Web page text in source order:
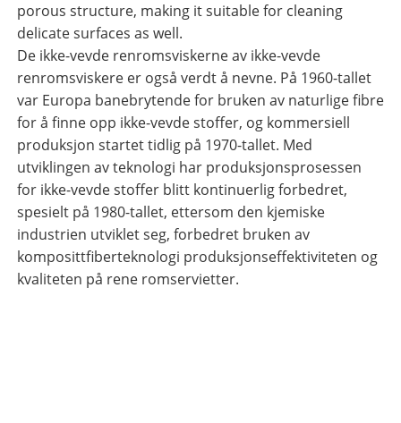
porous structure, making it suitable for cleaning
delicate surfaces as well.
De ikke-vevde renromsviskerne av ikke-vevde
renromsviskere er også verdt å nevne. På 1960-tallet
var Europa banebrytende for bruken av naturlige fibre
for å finne opp ikke-vevde stoffer, og kommersiell
produksjon startet tidlig på 1970-tallet. Med
utviklingen av teknologi har produksjonsprosessen
for ikke-vevde stoffer blitt kontinuerlig forbedret,
spesielt på 1980-tallet, ettersom den kjemiske
industrien utviklet seg, forbedret bruken av
komposittfiberteknologi produksjonseffektiviteten og
kvaliteten på rene romservietter.